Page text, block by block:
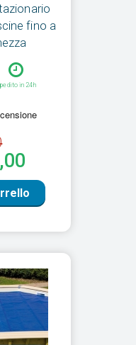
fino a
in 24h